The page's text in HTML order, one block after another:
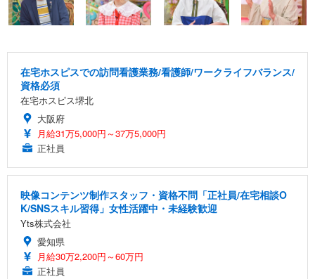
在宅ホスピスでの訪問看護業務/看護師/ワークライフバランス/
資格必須
在宅ホスピス堺北
大阪府
月給31万5,000円～37万5,000円
正社員
映像コンテンツ制作スタッフ・資格不問「正社員/在宅相談O
K/SNSスキル習得」女性活躍中・未経験歓迎
Yts株式会社
愛知県
月給30万2,200円～60万円
正社員